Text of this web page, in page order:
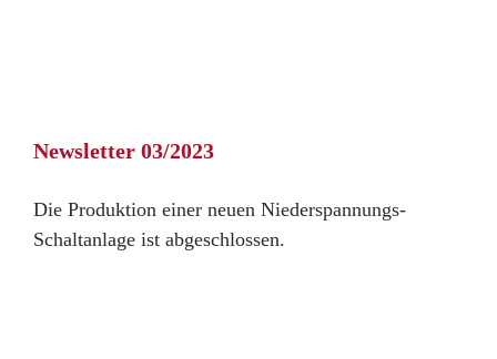
Newsletter 03/2023
Die Produktion einer neuen Niederspannungs-
Schaltanlage ist abgeschlossen.